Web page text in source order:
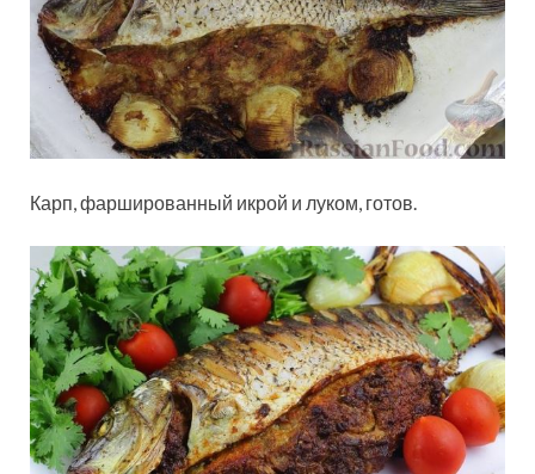
Карп, фаршированный икрой и луком, готов.